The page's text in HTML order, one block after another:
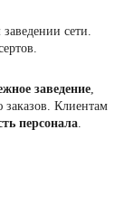
сети.
заведение
заказов. Клиентам
персонала